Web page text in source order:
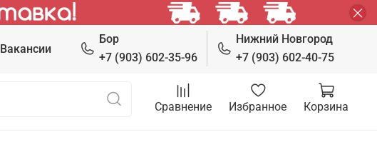
Вакансии
Бор
+7 (903) 602-35-96
Нижний Новгород
+7 (903) 602-40-75
Сравнение Избранное Корзина